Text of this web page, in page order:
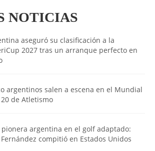
NOTICIAS
aseguró su clasificación a la
2027 tras un arranque perfecto en
argentinos salen a escena en el Mundial
de Atletismo
pionera argentina en el golf adaptado:
compitió en Estados Unidos